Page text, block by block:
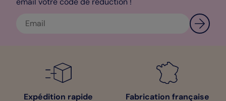
Expédition rapide Fabrication française